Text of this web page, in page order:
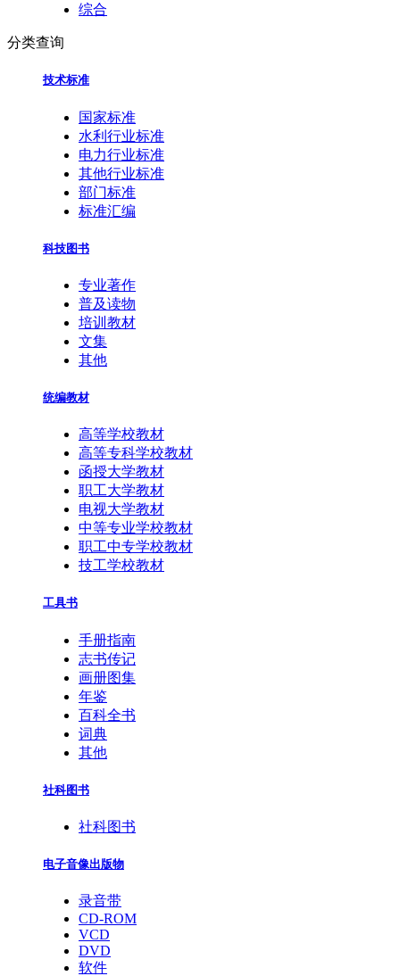
综合
分类查询
技术标准
国家标准
水利行业标准
电力行业标准
其他行业标准
部门标准
标准汇编
科技图书
专业著作
普及读物
培训教材
文集
其他
统编教材
高等学校教材
高等专科学校教材
函授大学教材
职工大学教材
电视大学教材
中等专业学校教材
职工中专学校教材
技工学校教材
工具书
手册指南
志书传记
画册图集
年鉴
百科全书
词典
其他
社科图书
社科图书
电子音像出版物
录音带
CD-ROM
VCD
DVD
软件